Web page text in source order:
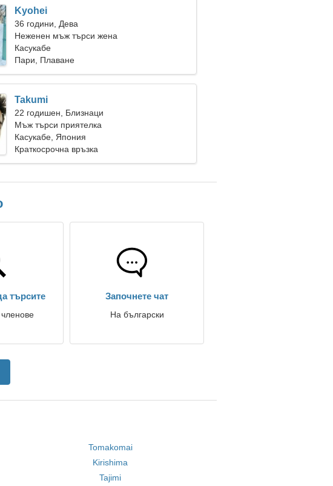
Kyohei
36 години, Дева
Неженен мъж търси жена
Касукабе
Пари, Плаване
Takumi
22 годишен, Близнаци
Мъж търси приятелка
Касукабе, Япония
Краткосрочна връзка
търсите Започнете чат
На български
Tomakomai
Kirishima
Tajimi